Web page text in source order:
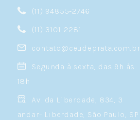
(11) 94855-2746
(11) 3101-2281
contato@ceudeprata.com.br
Segunda à sexta, das 9h às
18h
Av. da Liberdade, 834, 3
andar- Liberdade, São Paulo, SP